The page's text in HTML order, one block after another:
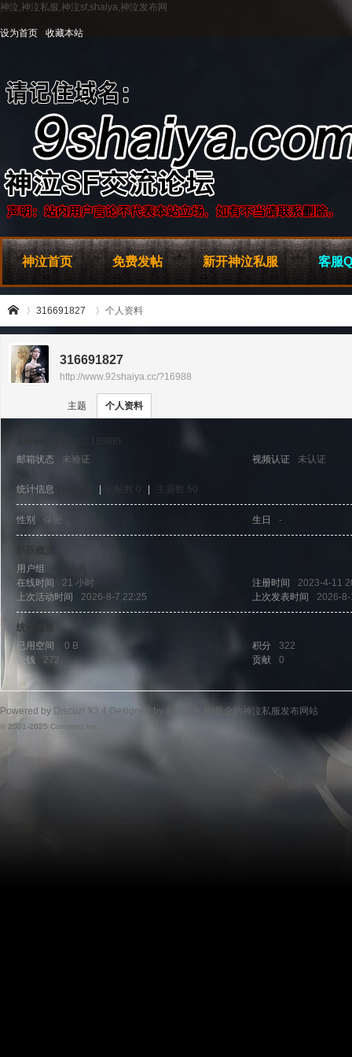
神泣,神泣私服,神泣sf,shaiya,神泣发布网
设为首页 收藏本站
神泣首页 免费发帖 新开神泣私服 客服
神
›
316691827
›
个人资料
316691827
http://www.92shaiya.cc/?16988
主题 个人资料
(UID: 16988)
邮箱状态
未验证 视频认证 未认证
统计信息 回帖数 0 主题数 50
性别 保密 生日 -
用户组 中级会员
在线时间
21 小时 注册时间
2023-4-11
上次活动时间
2026-8-7 22:25 上次发表时间 2026-
统计信息
已用空间
0 B 积分
322
金钱
272 贡献 0
Powered by Discuz! X3.4 Designed by & 神泣私服|最全的神泣私服发布网站
© 2001-2025 Comsenz Inc.